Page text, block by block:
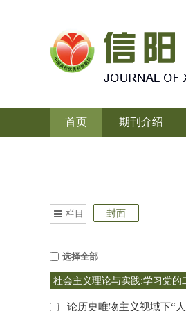
首页 期刊介绍
栏目 封面
选择全部
社会主义理论与实践:学习党的
论历史唯物主义视域下“